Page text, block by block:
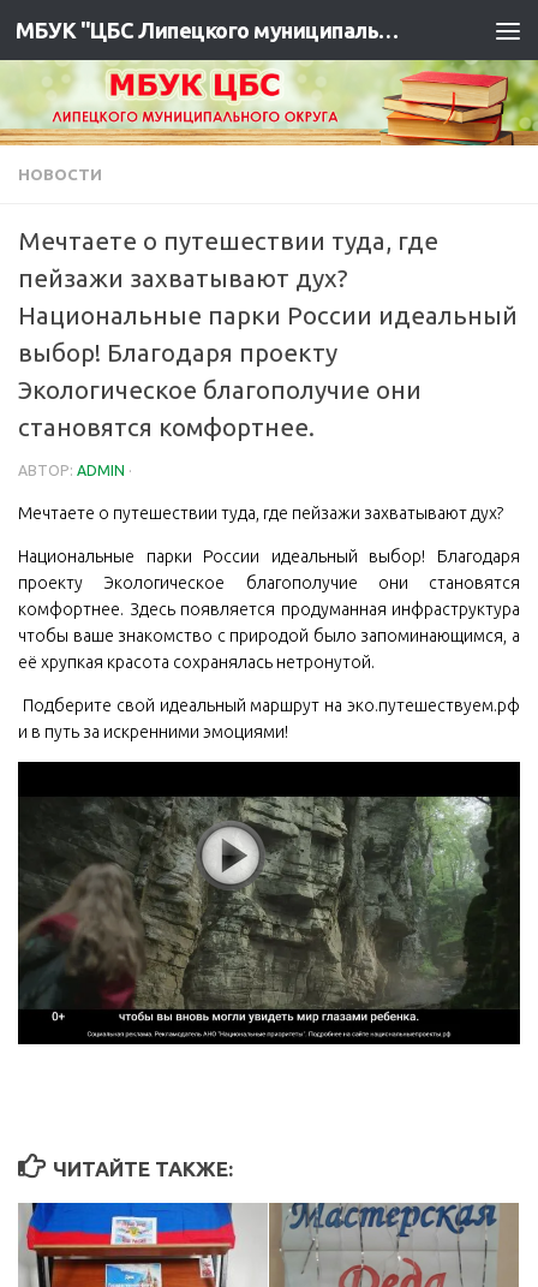
МБУК "ЦБС Липецкого муниципального района"
НОВОСТИ
Мечтаете о путешествии туда, где
пейзажи захватывают дух?
Национальные парки России идеальный
выбор! Благодаря проекту
Экологическое благополучие они
становятся комфортнее.
АВТОР: ADMIN ·
Мечтаете о путешествии туда, где пейзажи захватывают дух?
Национальные парки России идеальный выбор! Благодаря
проекту Экологическое благополучие они становятся
комфортнее. Здесь появляется продуманная инфраструктура
чтобы ваше знакомство с природой было запоминающимся, а
её хрупкая красота сохранялась нетронутой.
️ Подберите свой идеальный маршрут на эко.путешествуем.рф
и в путь за искренними эмоциями!
ЧИТАЙТЕ ТАКЖЕ: